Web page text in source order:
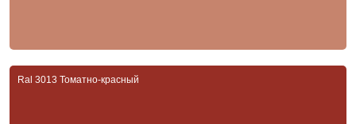
Ral 3013 Томатно-красный